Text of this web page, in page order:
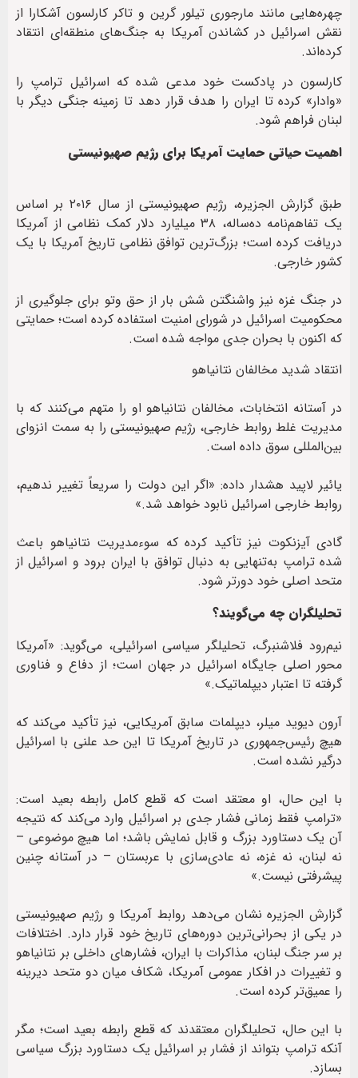
چهره‌هایی مانند مارجوری تیلور گرین و تاکر کارلسون آشکارا از
نقش اسرائیل در کشاندن آمریکا به جنگ‌های منطقه‌ای انتقاد
کرده‌اند.
کارلسون در پادکست خود مدعی شده که اسرائیل ترامپ را
«وادار» کرده تا ایران را هدف قرار دهد تا زمینه جنگی دیگر با
لبنان فراهم شود.
اهمیت حیاتی حمایت آمریکا برای رژیم صهیونیستی
طبق گزارش الجزیره، رژیم صهیونیستی از سال ۲۰۱۶ بر اساس
یک تفاهم‌نامه ده‌ساله، ۳۸ میلیارد دلار کمک نظامی از آمریکا
دریافت کرده است؛ بزرگ‌ترین توافق نظامی تاریخ آمریکا با یک
کشور خارجی.
در جنگ غزه نیز واشنگتن شش بار از حق وتو برای جلوگیری از
محکومیت اسرائیل در شورای امنیت استفاده کرده است؛ حمایتی
که اکنون با بحران جدی مواجه شده است.
انتقاد شدید مخالفان نتانیاهو
در آستانه انتخابات، مخالفان نتانیاهو او را متهم می‌کنند که با
مدیریت غلط روابط خارجی، رژیم صهیونیستی را به سمت انزوای
بین‌المللی سوق داده است.
یائیر لاپید هشدار داده: «اگر این دولت را سریعاً تغییر ندهیم،
روابط خارجی اسرائیل نابود خواهد شد.»
گادی آیزنکوت نیز تأکید کرده که سوءمدیریت نتانیاهو باعث
شده ترامپ به‌تنهایی به دنبال توافق با ایران برود و اسرائیل از
متحد اصلی خود دورتر شود.
تحلیلگران چه می‌گویند؟
نیم‌رود فلاشنبرگ، تحلیلگر سیاسی اسرائیلی، می‌گوید: «آمریکا
محور اصلی جایگاه اسرائیل در جهان است؛ از دفاع و فناوری
گرفته تا اعتبار دیپلماتیک.»
آرون دیوید میلر، دیپلمات سابق آمریکایی، نیز تأکید می‌کند که
هیچ رئیس‌جمهوری در تاریخ آمریکا تا این حد علنی با اسرائیل
درگیر نشده است.
با این حال، او معتقد است که قطع کامل رابطه بعید است:
«ترامپ فقط زمانی فشار جدی بر اسرائیل وارد می‌کند که نتیجه
آن یک دستاورد بزرگ و قابل نمایش باشد؛ اما هیچ موضوعی –
نه لبنان، نه غزه، نه عادی‌سازی با عربستان – در آستانه چنین
پیشرفتی نیست.»
گزارش الجزیره نشان می‌دهد روابط آمریکا و رژیم صهیونیستی
در یکی از بحرانی‌ترین دوره‌های تاریخ خود قرار دارد. اختلافات
بر سر جنگ لبنان، مذاکرات با ایران، فشارهای داخلی بر نتانیاهو
و تغییرات در افکار عمومی آمریکا، شکاف میان دو متحد دیرینه
را عمیق‌تر کرده است.
با این حال، تحلیلگران معتقدند که قطع رابطه بعید است؛ مگر
آنکه ترامپ بتواند از فشار بر اسرائیل یک دستاورد بزرگ سیاسی
بسازد.